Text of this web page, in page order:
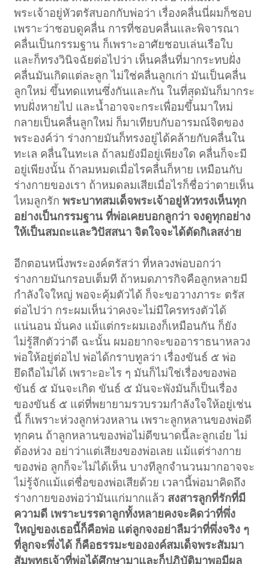
พระเจ้าอยู่หัวตรัสบอกกับพ่อว่า เรื่องคลื่นนี่ผมก็ชอบ
เพราะว่าชอบดูคลื่น การที่ชอบคลื่นและพิจารณา
คลื่นเป็นกรรมฐาน ก็เพราะอาศัยชอบเล่นเรือใบ
และก็ทรงวินิจฉัยต่อไปว่า เห็นคลื่นที่มากระทบฝั่ง
คลื่นมันเกิดแต่ละลูก ไม่ใช่คลื่นลูกเก่า มันเป็นคลื่น
ลูกใหม่ ขึ้นทดแทนซึ่งกันและกัน ในที่สุดมันก็มากระ
ทบฝั่งหายไป และน้ำอาจจะกระเพื่อมขึ้นมาใหม่
กลายเป็นคลื่นลูกใหม่ ก็มาเทียบกับอารมณ์จิตของ
พระองค์ว่า ร่างกายมันก็ทรงอยู่ได้คล้ายกับคลื่นใน
ทะเล คลื่นในทะเล ถ้าลมยังมีอยู่เพียงใด คลื่นก็จะมี
อยู่เพียงนั้น ถ้าลมหมดเมื่อไรคลื่นก็หาย เหมือนกับ
ร่างกายของเรา ถ้าหมดลมเสียเมื่อไรก็ชื่อว่าตายเห็น
ไหมลูกรักพระบาทสมเด็จพระเจ้าอยู่หัวทรงเห็นทุก
อย่างเป็นกรรมฐาน ที่พ่อเคยบอกลูกว่า จงดูทุกอย่าง
ให้เป็นสมถะและวิปัสสนา จิตใจจะได้ตัดกิเลสง่าย
อีกตอนหนึ่งพระองค์ตรัสว่า ที่หลวงพ่อบอกว่า
ร่างกายมันกรอบเต็มที ถ้าหมดภารกิจคือลูกหลายมี
กำลังใจใหญ่ พอจะคุ้มตัวได้ ก็จะขอวางภาระ ตรัส
ต่อไปว่า กระผมเห็นว่าคงจะไม่มีใครทรงตัวได้
แน่นอน มั่นคง แม้แต่กระผมเองก็เหมือนกัน ก็ยัง
ไม่รู้สึกตัวว่าดี ฉะนั้น ผมอยากจะขออาราธนาหลวง
พ่อให้อยู่ต่อไป พ่อได้กราบทูลว่า เรื่องขันธ์ ๕ พ่อ
ยึดถือไม่ได้ เพราะอะไร ๆ มันก็ไม่ใช่เรื่องของพ่อ
ขันธ์ ๕ มันจะเกิด ขันธ์ ๕ มันจะพังมันก็เป็นเรื่อง
ของขันธ์ ๕ แต่ที่พยายามรวบรวมกำลังใจให้อยู่เช่น
นี้ ก็เพราะห่วงลูกห่วงหลาน เพราะลูกหลานของพ่อดี
ทุกคน ถ้าลูกหลานของพ่อไม่ดีขนาดนี้ละลูกเอ๋ย ไม่
ต้องห่วง อย่าว่าแต่เสียงของพ่อเลย แม้แต่ร่างกาย
ของพ่อ ลูกก็จะไม่ได้เห็น บางทีลูกจำนวนมากอาจจะ
ไม่รู้จักแม้แต่ชื่อของพ่อเสียด้วย เวลานี้พ่อมาคิดถึง
ร่างกายของพ่อว่ามันแก่มากแล้ว สงสารลูกที่รักที่มี
ความดี เพราะบรรดาลูกทั้งหลายคงจะคิดว่าที่พึ่ง
ใหญ่ของเธอนี้ก็คือพ่อ แต่ลูกจงอย่าลืมว่าที่พึ่งจริง ๆ
ที่ลูกจะพึ่งได้ ก็คือธรรมะขององค์สมเด็จพระสัมมา
สัมพุทธเจ้าที่พ่อได้ศึกษามาและก็ปฏิบัติมาพอมีผล